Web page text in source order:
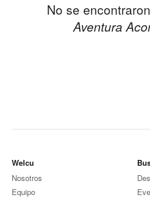
No se
Aventura
Welcu
Nosotros
Equipo